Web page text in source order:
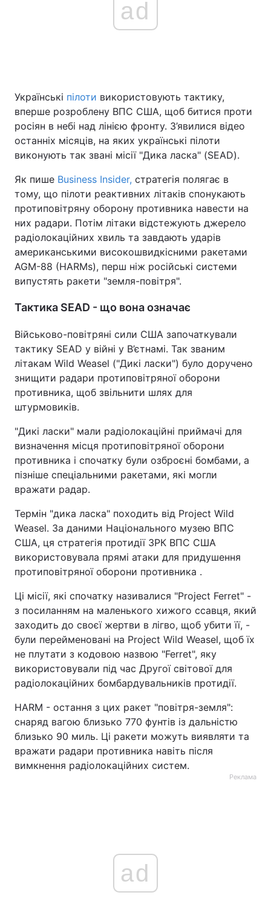
ad
Українські пілоти використовують тактику,
вперше розроблену ВПС США, щоб битися проти
росіян в небі над лінією фронту. З’явилися відео
останніх місяців, на яких українські пілоти
виконують так звані місії "Дика ласка" (SEAD).
Як пише Business Insider, стратегія полягає в
тому, що пілоти реактивних літаків спонукають
протиповітряну оборону противника навести на
них радари. Потім літаки відстежують джерело
радіолокаційних хвиль та завдають ударів
американськими високошвидкісними ракетами
AGM-88 (HARMs), перш ніж російські системи
випустять ракети "земля-повітря".
Тактика SEAD - що вона означає
Військово-повітряні сили США започаткували
тактику SEAD у війні у В’єтнамі. Так званим
літакам Wild Weasel ("Дикі ласки") було доручено
знищити радари протиповітряної оборони
противника, щоб звільнити шлях для
штурмовиків.
"Дикі ласки" мали радіолокаційні приймачі для
визначення місця протиповітряної оборони
противника і спочатку були озброєні бомбами, а
пізніше спеціальними ракетами, які могли
вражати радар.
Термін "дика ласка" походить від Project Wild
Weasel. За даними Національного музею ВПС
США, ця стратегія протидії ЗРК ВПС США
використовувала прямі атаки для придушення
протиповітряної оборони противника .
Ці місії, які спочатку називалися "Project Ferret" -
з посиланням на маленького хижого ссавця, який
заходить до своєї жертви в лігво, щоб убити її, -
були перейменовані на Project Wild Weasel, щоб їх
не плутати з кодовою назвою "Ferret", яку
використовували під час Другої світової для
радіолокаційних бомбардувальників протидії.
HARM - остання з цих ракет "повітря-земля":
снаряд вагою близько 770 фунтів із дальністю
близько 90 миль. Ці ракети можуть виявляти та
вражати радари противника навіть після
вимкнення радіолокаційних систем.
Реклама
ad